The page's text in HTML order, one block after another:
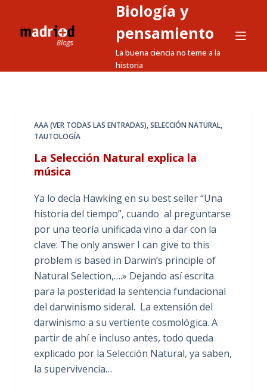
a
Biología y
pensamiento
La buena ciencia no teme a la
historia
AAA (VER TODAS LAS ENTRADAS),SELECCIÓN NATURAL,
TAUTOLOGÍA
La Selección Natural explica la
música
Ya lo decía Hawking en su best seller “Una
historia del tiempo”, cuando al preguntarse
por una teoría unificada vino a dar con la
clave: The only answer I can give to this
problem is based in Darwin’s principle of
Natural Selection,….» Dejando así escrita
para la posteridad la sentencia fundacional
del darwinismo sideral. La extensión del
darwinismo a su vertiente cosmológica. A
partir de ahí e incluso antes, todo queda
explicado por la Selección Natural, ya saben,
la supervivencia…